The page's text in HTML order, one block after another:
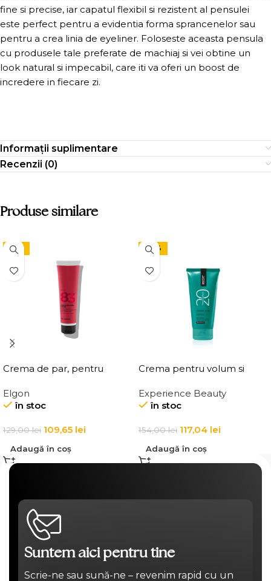
fine si precise, iar capatul flexibil si rezistent al pensulei
este perfect pentru a evidentia forma sprancenelor sau
pentru a crea linia de eyeliner. Foloseste aceasta pensula
cu produsele tale preferate de machiaj si vei obtine un
look natural si impecabil, care iti va oferi un boost de
incredere in fiecare zi.
Informații suplimentare
Recenzii (0)
Produse similare
-15%
Crema de par, pentru
Affixx 83 Curl Creator
Cream
Elgon
în stoc
129,00lei 109,65 lei
Adaugă în coș
-24%
Crema pentru volum si
Elgon 20 Volumizing
Thickening Cream
Experience Beauty
în stoc
154,00lei 117,04 lei
Adaugă în coș
Suntem aici pentru tine
Scrie-ne sau sună-ne – revenim rapid cu un